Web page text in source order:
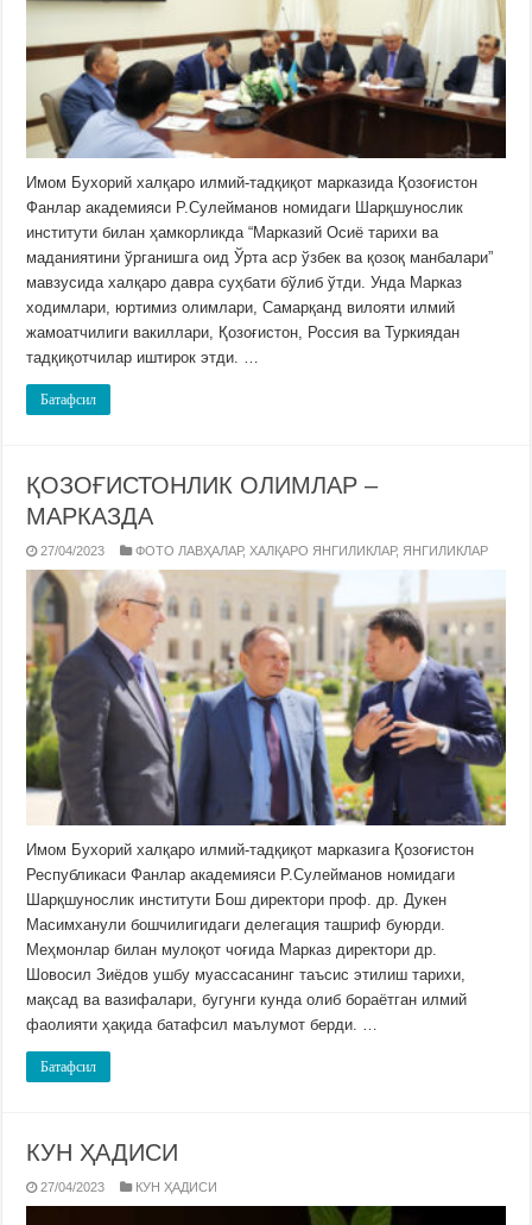
Имом Бухорий халқаро илмий-тадқиқот марказида Қозоғистон
Фанлар академияси Р.Сулейманов номидаги Шарқшунослик
институти билан ҳамкорликда “Марказий Осиё тарихи ва
маданиятини ўрганишга оид Ўрта аср ўзбек ва қозоқ манбалари”
мавзусида халқаро давра суҳбати бўлиб ўтди. Унда Марказ
ходимлари, юртимиз олимлари, Самарқанд вилояти илмий
жамоатчилиги вакиллари, Қозоғистон, Россия ва Туркиядан
тадқиқотчилар иштирок этди. …
Батафсил
ҚОЗОҒИСТОНЛИК ОЛИМЛАР –
МАРКАЗДА
27/04/2023 ФОТО ЛАВҲАЛАР,ХАЛҚАРО ЯНГИЛИКЛАР, ЯНГИЛИКЛАР
Имом Бухорий халқаро илмий-тадқиқот марказига Қозоғистон
Республикаси Фанлар академияси Р.Сулейманов номидаги
Шарқшунослик институти Бош директори проф. др. Дукен
Масимханули бошчилигидаги делегация ташриф буюрди.
Меҳмонлар билан мулоқот чоғида Марказ директори др.
Шовосил Зиёдов ушбу муассасанинг таъсис этилиш тарихи,
мақсад ва вазифалари, бугунги кунда олиб бораётган илмий
фаолияти ҳақида батафсил маълумот берди. …
Батафсил
КУН ҲАДИСИ
27/04/2023 КУН ҲАДИСИ